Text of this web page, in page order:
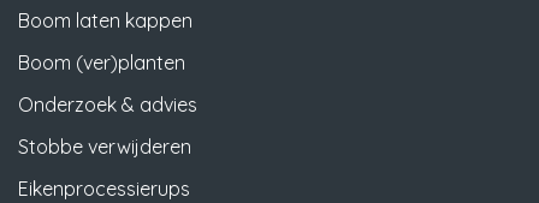
Boom laten kappen
Boom (ver)planten
Onderzoek & advies
Stobbe verwijderen
Eikenprocessierups